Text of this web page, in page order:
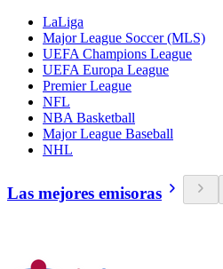
LaLiga
Major League Soccer (MLS)
UEFA Champions League
UEFA Europa League
Premier League
NFL
NBA Basketball
Major League Baseball
NHL
Las mejores emisoras